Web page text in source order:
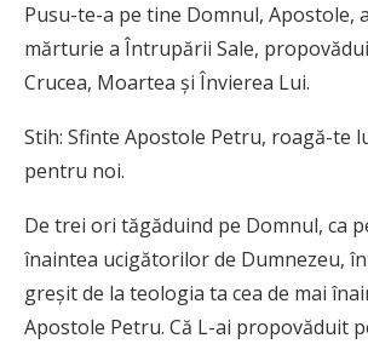
Pusu-te-a pe tine Domnul, Apostole,
mărturie a Întrupării Sale,
Crucea, Moartea şi Învierea Lui.
Stih: Sfinte Apostole Petru, roagă-te
pentru noi.
De trei ori tăgăduind pe Domnul, ca
înaintea ucigătorilor de Dumnezeu,
greşit de la teologia ta cea de mai
Apostole Petru. Că L-ai propovăduit